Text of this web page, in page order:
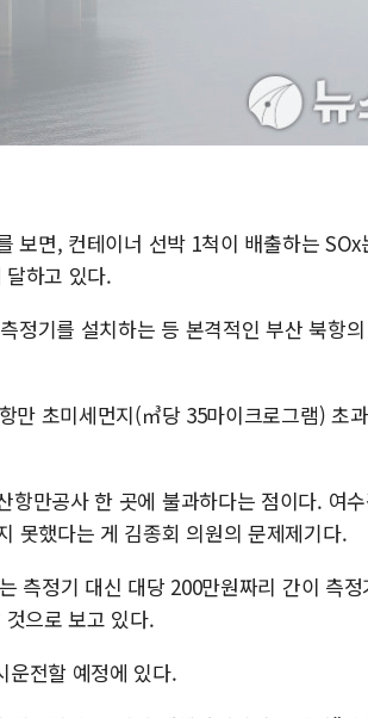
보면, 컨테이너 선박 1척이 배출하는
하고 있다.
정기를 설치하는 등 본격적인 부산 북항
만 초미세먼지(㎥당 35마이크로그램) 초
만공사 한 곳에 불과하다는 점이다. 여
못했다는 게 김종회 의원의 문제제기다.
측정기 대신 대당 200만원짜리 간이 측
으로 보고 있다.
운전할 예정에 있다.